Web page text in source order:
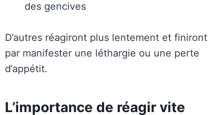
des gencives
D’autres réagiront plus lentement et finiront
par manifester une léthargie ou une perte
d’appétit.
L’importance de réagir vite